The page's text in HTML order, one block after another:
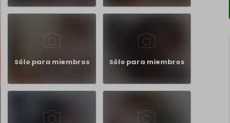
Sólo para miembros Sólo para miembros